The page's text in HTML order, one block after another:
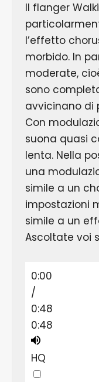
Il flanger
l’effetto
morbido. In
moderate,
sono
avvicinano di
Con
suona quasi
lenta. Nella
una
simile a un
impostazioni
simile a un
Ascoltate voi
0:00
/
0:48
0:48
HQ